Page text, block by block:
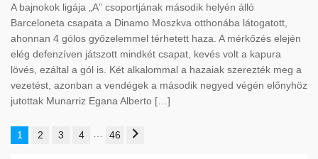
A bajnokok ligája „A” csoportjának második helyén álló
Barceloneta csapata a Dinamo Moszkva otthonába látogatott,
ahonnan 4 gólos győzelemmel térhetett haza. A mérkőzés elején
elég defenzíven játszott mindkét csapat, kevés volt a kapura
lövés, ezáltal a gól is. Két alkalommal a hazaiak szerezték meg a
vezetést, azonban a vendégek a második negyed végén előnyhöz
jutottak Munarriz Egana Alberto […]
1 2 3 4 46